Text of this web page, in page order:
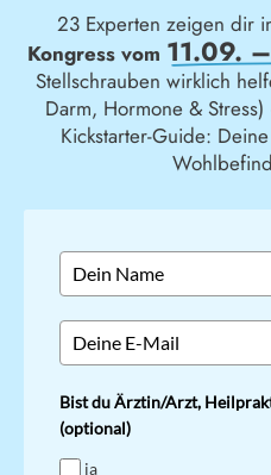
23 Experten zeigen dir
Kongress vom 11.09.
Stellschrauben wirklich
Darm, Hormone &
Kickstarter-Guide:
Bist du Ärztin/Arzt,
(optional)
ja